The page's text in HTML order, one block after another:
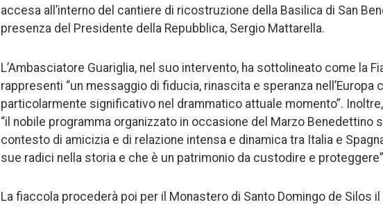
accesa all’interno del cantiere di ricostruzione della Basilica di San
presenza del Presidente della Repubblica, Sergio Mattarella.
L’Ambasciatore Guariglia, nel suo intervento, ha sottolineato come la
rappresenti “un messaggio di fiducia, rinascita e speranza nell’Europa
particolarmente significativo nel drammatico attuale momento”.
“il nobile programma organizzato in occasione del Marzo Benedettino
contesto di amicizia e di relazione intensa e dinamica tra Italia e
sue radici nella storia e che è un patrimonio da custodire e
La fiaccola procederà poi per il Monastero di Santo Domingo de Silos